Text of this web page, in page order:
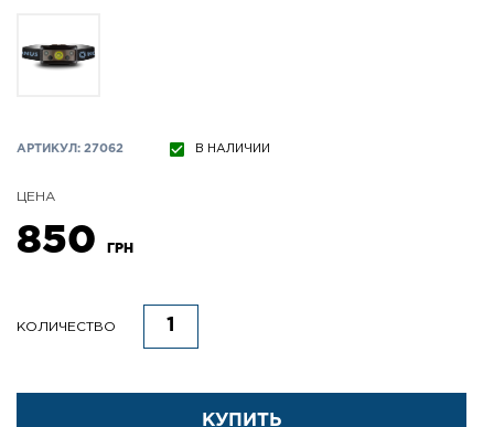
АРТИКУЛ: 27062 В НАЛИЧИИ
ЦЕНА
850 ГРН
КОЛИЧЕСТВО
КУПИТЬ